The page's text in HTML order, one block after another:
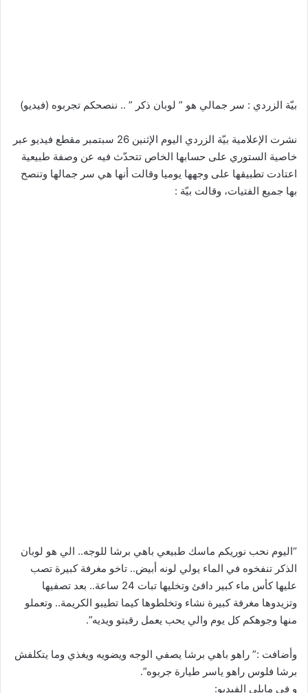
بيّة الزردي : سر جمالي هو ” لوبان ذكر ” .. ننصحكم تجربوه (فيديو)
نشرت الإعلامية بيّة الزردي اليوم الإثنين 26 سبتمبر مقطع فيديو عبر
خاصية الستوري على حسابها الخاص تتحدّث فيه عن وصفة طبيعية
اعتادت تطبيقها على وجهها يوميا وقالت أنها هي سر جمالها وتنصح
بها جميع الفتيات، وقالت بيّة :
“اليوم نحب نوريكم ماسك طبيعي باهي برشا للوجه.. الي هو لوبان
الذكر تنفخوه في الماء يولي لونه أبيض.. تاخو مغرفة كبيرة تصب
عليها كأس ماء كبير دافئ وتخليها تبات 24 ساعة.. بعد تصفيها
وتزيدوها مغرفة كبيرة نشاء وتخلطوها كيما تطيبو الكريمة.. وتعملو
منها وجوهكم كل يوم والي يحب يعمل رقبتو ويديه”.
وأضافت :” راهو باهي برشا يصفي الوجه ويضويه ويغذي وما يتكلفش
برشا فلوس راهو ياسر طيارة جربوه”.
و في مايلي الفيديو: